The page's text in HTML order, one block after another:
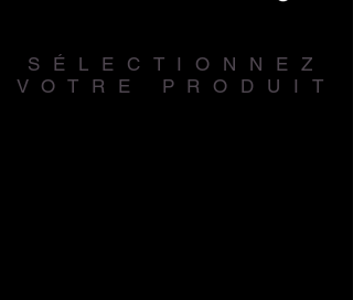
SÉLECTIONNEZ
VOTRE PRODUIT